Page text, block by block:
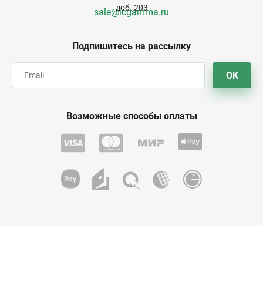
Подпишитесь на рассылку
OK
доб. 203
sale@icgamma.ru
Возможные способы оплаты